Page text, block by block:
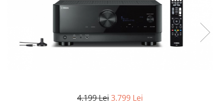
4.199 Lei3.799 Lei